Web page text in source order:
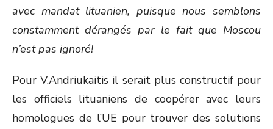
avec mandat lituanien, puisque nous semblons
constamment dérangés par le fait que Moscou
n’est pas ignoré!
Pour V.Andriukaitis il serait plus constructif pour
les officiels lituaniens de coopérer avec leurs
homologues de l’UE pour trouver des solutions